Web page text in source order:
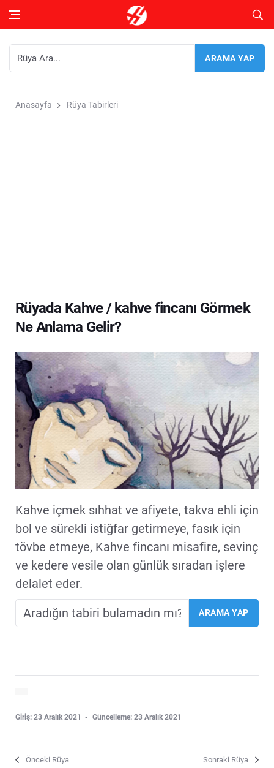
Anasayfa Rüya Tabirleri
Rüyada Kahve / kahve fincanı Görmek
Ne Anlama Gelir?
Kahve içmek sıhhat ve afiyete, takva ehli için
bol ve sürekli istiğfar getirmeye, fasık için
tövbe etmeye, Kahve fincanı misafire, sevinç
ve kedere vesile olan günlük sıradan işlere
delalet eder.
Giriş: 23 Aralık 2021 Güncelleme: 23 Aralık 2021
Önceki Rüya Sonraki Rüya